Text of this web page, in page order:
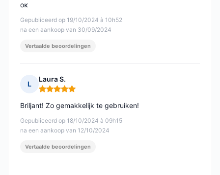
Gepubliceerd op 19/10/2024 à 10h52
na een aankoop van 30/09/2024
οκ
Vertaalde beoordelingen
L
Laura S.
Opmerking: 5 van 5
Gepubliceerd op 18/10/2024 à 09h15
na een aankoop van 12/10/2024
Briljant! Zo gemakkelijk te gebruiken!
Vertaalde beoordelingen